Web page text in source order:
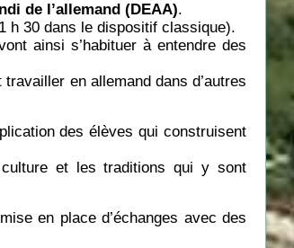
de l’allemand (DEAA).
h 30 dans le dispositif classique).
ainsi s’habituer à entendre des
en allemand dans d’autres
des élèves qui construisent
et les traditions qui y sont
en place d’échanges avec des